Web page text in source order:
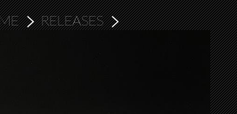
RELEASES
VERÖFFENTLICHEN IHR